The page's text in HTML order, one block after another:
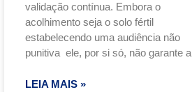
validação contínua. Embora o
acolhimento seja o solo fértil
estabelecendo uma audiência não
punitiva ele, por si só, não garante a
LEIA MAIS »